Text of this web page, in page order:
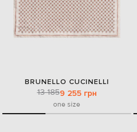
BRUNELLO CUCINELLI
13 1859 255 грн
one size